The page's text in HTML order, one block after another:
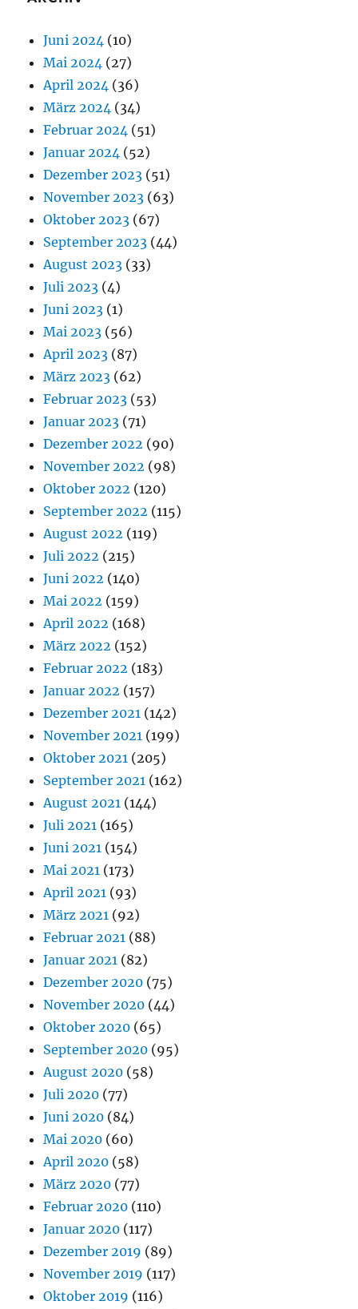
Juni 2024 (10)
Mai 2024 (27)
April 2024 (36)
März 2024 (34)
Februar 2024 (51)
Januar 2024 (52)
Dezember 2023 (51)
November 2023 (63)
Oktober 2023 (67)
September 2023 (44)
August 2023 (33)
Juli 2023 (4)
Juni 2023 (1)
Mai 2023 (56)
April 2023 (87)
März 2023 (62)
Februar 2023 (53)
Januar 2023 (71)
Dezember 2022 (90)
November 2022 (98)
Oktober 2022 (120)
September 2022 (115)
August 2022 (119)
Juli 2022 (215)
Juni 2022 (140)
Mai 2022 (159)
April 2022 (168)
März 2022 (152)
Februar 2022 (183)
Januar 2022 (157)
Dezember 2021 (142)
November 2021 (199)
Oktober 2021 (205)
September 2021 (162)
August 2021 (144)
Juli 2021 (165)
Juni 2021 (154)
Mai 2021 (173)
April 2021 (93)
März 2021 (92)
Februar 2021 (88)
Januar 2021 (82)
Dezember 2020 (75)
November 2020 (44)
Oktober 2020 (65)
September 2020 (95)
August 2020 (58)
Juli 2020 (77)
Juni 2020 (84)
Mai 2020 (60)
April 2020 (58)
März 2020 (77)
Februar 2020 (110)
Januar 2020 (117)
Dezember 2019 (89)
November 2019 (117)
Oktober 2019 (116)